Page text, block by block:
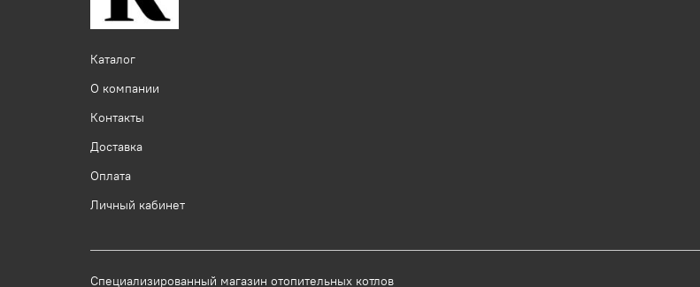
Каталог
О компании
Контакты
Доставка
Оплата
Личный кабинет
Специализированный магазин отопительных котлов